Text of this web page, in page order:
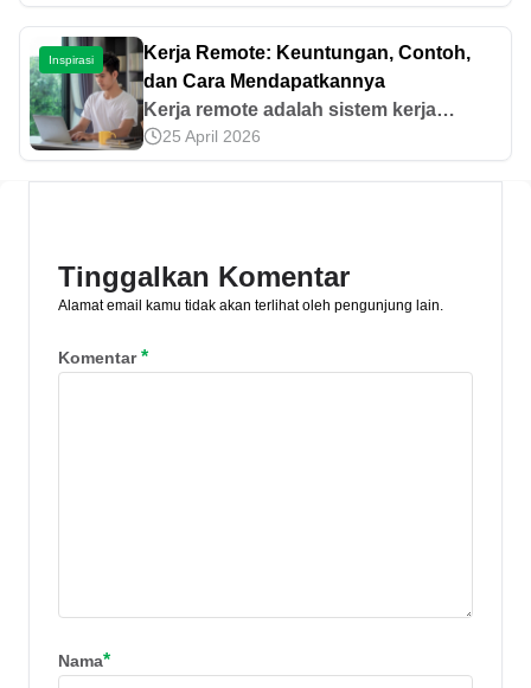
muda dari Pegadaian untuk karier
profesional. Simak selengkapnya di
sini.
Inspirasi
Kerja Remote: Keuntungan, Contoh,
dan Cara Mendapatkannya
Kerja remote adalah sistem kerja
fleksibel yang memungkinkan kamu
bekerja tanpa ke kantor. Simak
25 April 2026
Tinggalkan Komentar
Alamat email kamu tidak akan terlihat oleh pengunjung lain.
Komentar*
Nama*